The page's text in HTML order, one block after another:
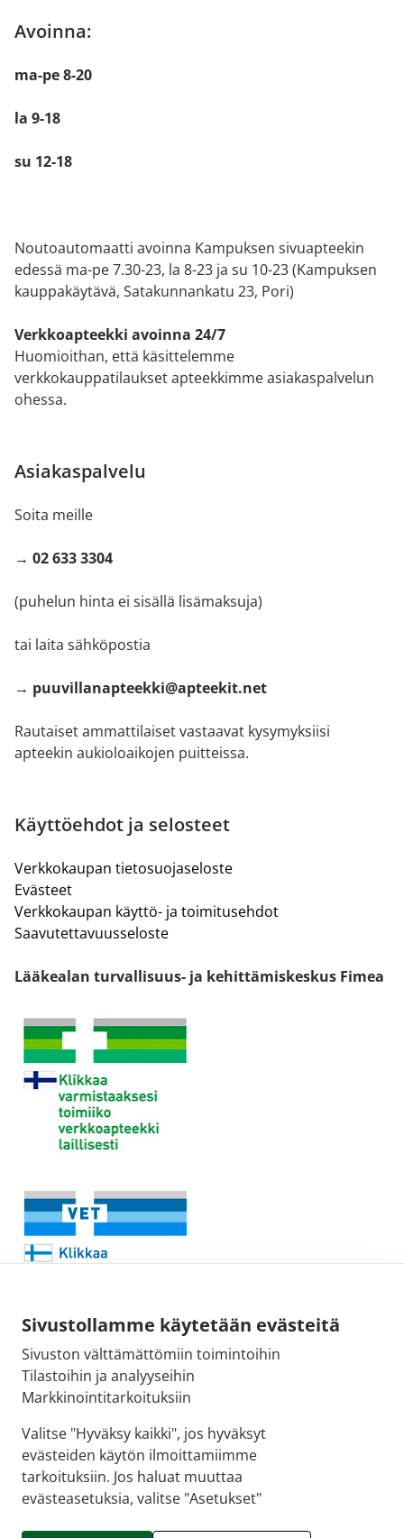
Sivustollamme käytetään evästeitä
Sivuston välttämättömiin toimintoihin
Tilastoihin ja analyyseihin
Markkinointitarkoituksiin
Valitse "Hyväksy kaikki", jos hyväksyt
evästeiden käytön ilmoittamiimme
tarkoituksiin. Jos haluat muuttaa
evästeasetuksia, valitse "Asetukset"
Avoinna:
ma-pe 8-20
la 9-18
su 12-18
Noutoautomaatti avoinna Kampuksen sivuapteekin
edessä ma-pe 7.30-23, la 8-23 ja su 10-23 (Kampuksen
kauppakäytävä, Satakunnankatu 23, Pori)
Verkkoapteekki avoinna 24/7
Huomioithan, että käsittelemme
verkkokauppatilaukset apteekkimme asiakaspalvelun
ohessa.
Asiakaspalvelu
Soita meille
→ 02 633 3304
(puhelun hinta ei sisällä lisämaksuja)
tai laita sähköpostia
→ puuvillanapteekki@apteekit.net
Rautaiset ammattilaiset vastaavat kysymyksiisi
apteekin aukioloaikojen puitteissa.
Käyttöehdot ja selosteet
Verkkokaupan tietosuojaseloste
Evästeet
Verkkokaupan käyttö- ja toimitusehdot
Saavutettavuusseloste
Lääkealan turvallisuus- ja kehittämiskeskus Fimea
Sähköpostiosoite:
kirjaamo@fimea.fi
Fimean vaihde:
029 522 3341